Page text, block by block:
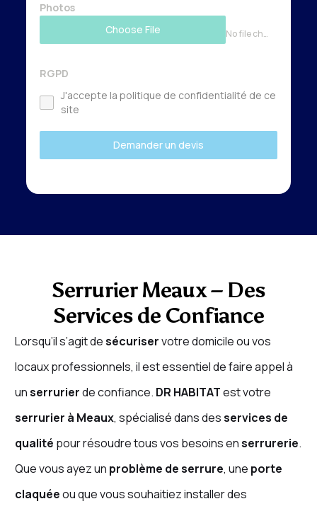
Photos
Choose File
No file chosen
RGPD
J'accepte la politique de confidentialité de ce
site
Demander un devis
Serrurier Meaux – Des
Services de Confiance
Lorsqu’il s’agit desécuriservotre domicile ou vos
locaux professionnels, il est essentiel de faire appel à
unserrurierde confiance. DR HABITATest votre
serrurier à Meaux, spécialisé dans desservices de
qualité pour résoudre tous vos besoins enserrurerie.
Que vous ayez un problème de serrure, une porte
claquéeou que vous souhaitiez installer des